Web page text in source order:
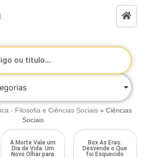
- Filosofia e Ciências Sociais» Ciências
Sociais
A Morte Vale um
Dia de Vida: Um
Novo Olhar para
Box As Eras:
Desvende o Que
foi Esquecido